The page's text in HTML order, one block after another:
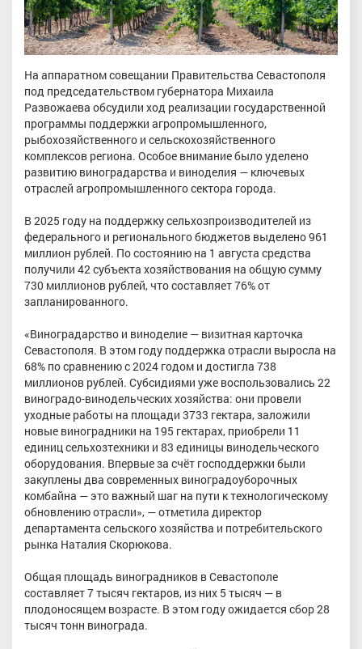
На аппаратном совещании Правительства Севастополя
под председательством губернатора Михаила
Развожаева обсудили ход реализации государственной
программы поддержки агропромышленного,
рыбохозяйственного и сельскохозяйственного
комплексов региона. Особое внимание было уделено
развитию виноградарства и виноделия — ключевых
отраслей агропромышленного сектора города.
В 2025 году на поддержку сельхозпроизводителей из
федерального и регионального бюджетов выделено 961
миллион рублей. По состоянию на 1 августа средства
получили 42 субъекта хозяйствования на общую сумму
730 миллионов рублей, что составляет 76% от
запланированного.
«Виноградарство и виноделие — визитная карточка
Севастополя. В этом году поддержка отрасли выросла на
68% по сравнению с 2024 годом и достигла 738
миллионов рублей. Субсидиями уже воспользовались 22
виноградо-винодельческих хозяйства: они провели
уходные работы на площади 3733 гектара, заложили
новые виноградники на 195 гектарах, приобрели 11
единиц сельхозтехники и 83 единицы винодельческого
оборудования. Впервые за счёт господдержки были
закуплены два современных виноградоуборочных
комбайна — это важный шаг на пути к технологическому
обновлению отрасли», — отметила директор
департамента сельского хозяйства и потребительского
рынка Наталия Скорюкова.
Общая площадь виноградников в Севастополе
составляет 7 тысяч гектаров, из них 5 тысяч — в
плодоносящем возрасте. В этом году ожидается сбор 28
тысяч тонн винограда.